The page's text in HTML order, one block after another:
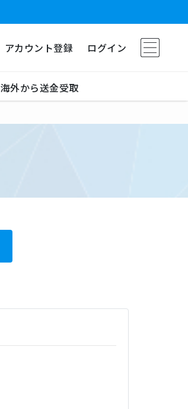
アカウント登録 ログイン
海外から送金受取